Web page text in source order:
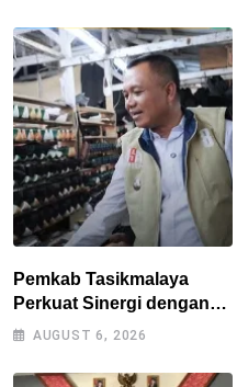
Lebih Bertanggung Jawab
Pemkab Tasikmalaya
Perkuat Sinergi dengan
Industri Lokal, Wabup
Zeintin
AUGUST 6, 2026